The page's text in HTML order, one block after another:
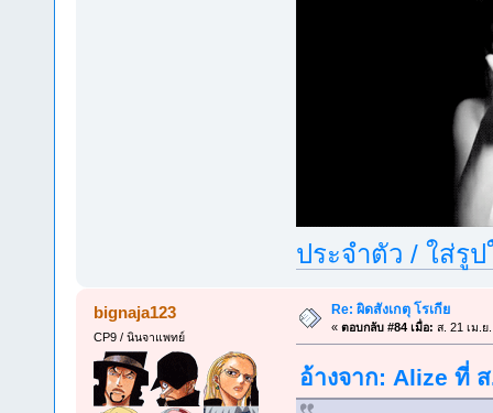
ประจำตัว / ใส่รู
bignaja123
CP9 / นินจาแพทย์
Re: ผิดสังเกตุ โรเกีย
« ตอบกลับ #84 เมื่อ: ส. 21 เม.ย
อ้างจาก: Alize ที่ ส